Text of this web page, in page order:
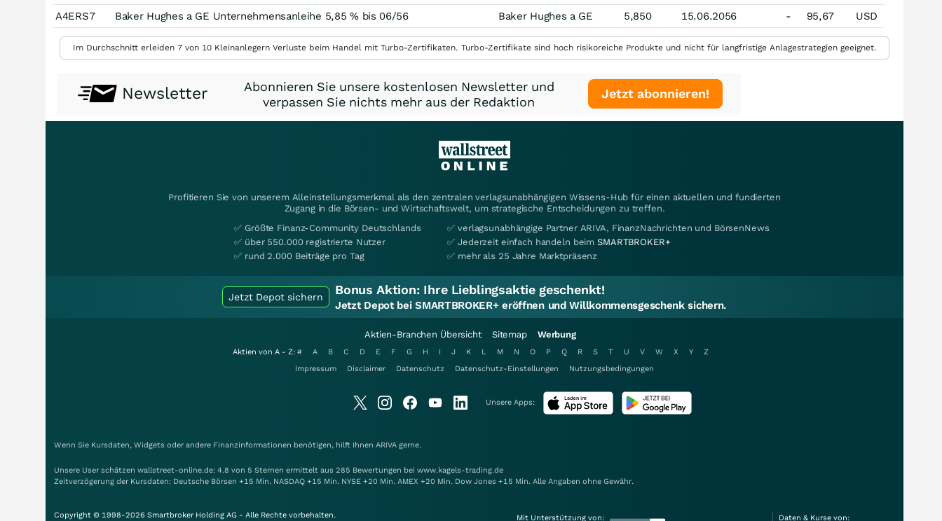
A4ERS7
Baker Hughes a GE Unternehmensanleihe 5,85 % bis 06/56 Baker Hughes a GE 5,850 15.06.2056 - 95,67 USD
Im Durchschnitt erleiden 7 von 10 Kleinanlegern Verluste beim Handel mit Turbo-Zertifikaten. Turbo-Zertifikate sind hoch risikoreiche Produkte und nicht für langfristige Anlagestrategien geeignet.
Newsletter
Abonnieren Sie unsere kostenlosen Newsletter und
verpassen Sie nichts mehr aus der Redaktion
Jetzt abonnieren!
Profitieren Sie von unserem Alleinstellungsmerkmal als den zentralen verlagsunabhängigen Wissens-Hub für einen aktuellen und fundierten
Zugang in die Börsen- und Wirtschaftswelt, um strategische Entscheidungen zu treffen.
✅ Größte Finanz-Community Deutschlands
✅ über 550.000 registrierte Nutzer
✅ rund 2.000 Beiträge pro Tag
✅ verlagsunabhängige Partner ARIVA, FinanzNachrichten und BörsenNews
✅ Jederzeit einfach handeln beimSMARTBROKER+
✅ mehr als 25 Jahre Marktpräsenz
Jetzt Depot sichern Bonus Aktion: Ihre Lieblingsaktie geschenkt!
Jetzt Depot bei SMARTBROKER+ eröffnen und Willkommensgeschenk sichern.
Aktien-Branchen Übersicht Sitemap Werbung
Aktien von A - Z: # A B C D E F G H I J K L M N O P Q R S T U V W X Y
Z
Impressum
Disclaimer Datenschutz Datenschutz-Einstellungen Nutzungsbedingungen
Unsere Apps:
Wenn Sie Kursdaten, Widgets oder andere Finanzinformationen benötigen, hilft Ihnen ARIVA gerne.
Unsere User schätzen wallstreet-online.de: 4.8 von 5 Sternen ermittelt aus 285 Bewertungen bei www.kagels-trading.de
Zeitverzögerung der Kursdaten: Deutsche Börsen +15 Min. NASDAQ +15 Min. NYSE +20 Min. AMEX +20 Min. Dow Jones +15 Min. Alle Angaben ohne Gewähr.
Copyright © 1998-2026 Smartbroker Holding AG - Alle Rechte vorbehalten. Mit Unterstützung von: Daten & Kurse von: